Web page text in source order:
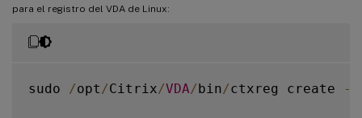
para el registro del VDA de Linux:
sudo /opt /Citrix/VDA/bin/ctxreg create -